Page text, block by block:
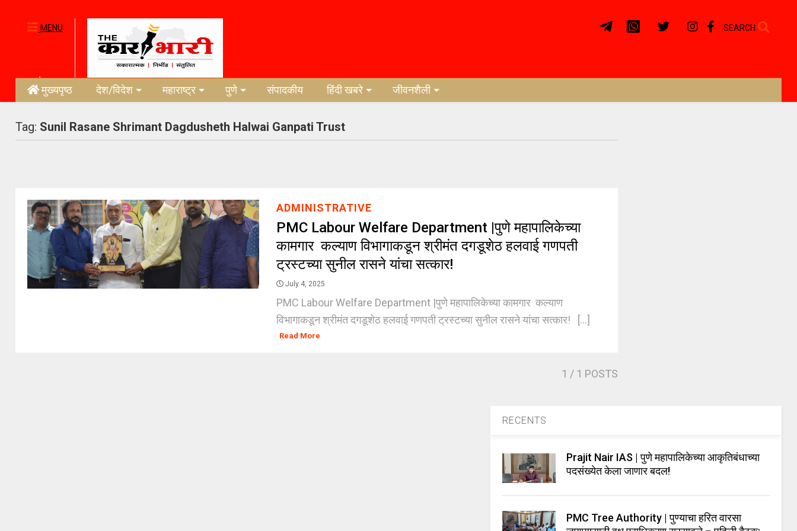
MENU SEARCH
मुख्यपृष्ठ देश/विदेश महाराष्ट्र पुणे संपादकीय हिंदी खबरे जीवनशैली
Tag: Sunil Rasane Shrimant Dagdusheth Halwai Ganpati Trust
ADMINISTRATIVE
PMC Labour Welfare Department |पुणे महापालिकेच्या
कामगार कल्याण विभागाकडून श्रीमंत दगडूशेठ हलवाई गणपती
ट्रस्टच्या सुनील रासने यांचा सत्कार!
July 4, 2025
PMC Labour Welfare Department |पुणे महापालिकेच्या कामगार कल्याण
विभागाकडून श्रीमंत दगडूशेठ हलवाई गणपती ट्रस्टच्या सुनील रासने यांचा सत्कार! [...]
Read More
1 / 1 POSTS
RECENTS
Prajit Nair IAS | पुणे महापालिकेच्या आकृतिबंधाच्या
पदसंख्येत केला जाणार बदल!
PMC Tree Authority | पुण्याचा हरित वारसा